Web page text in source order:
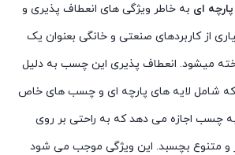
ای به خاطر ویژگی های انعطاف پذیری و
از کاربردهای صنعتی و خانگی بعنوان یک
میشود. انعطاف پذیری این چسب به دلیل
شامل لایه های پارچه ای و چسب های خاص
چسب اجازه می دهد که به راحتی بر روی
و متنوع بچسبد. این ویژگی موجب می شود